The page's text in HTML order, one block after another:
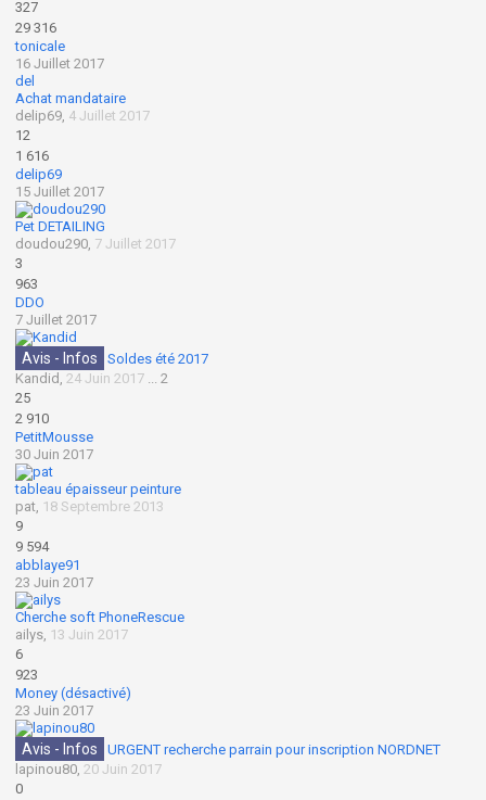
327
29 316
tonicale
16 Juillet 2017
del
Achat mandataire
delip69, 4 Juillet 2017
12
1 616
delip69
15 Juillet 2017
Pet DETAILING
doudou290, 7 Juillet 2017
3
963
DDO
7 Juillet 2017
Avis - Infos
Soldes été 2017
Kandid ,24 Juin 2017 ... 2
25
2 910
PetitMousse
30 Juin 2017
tableau épaisseur peinture
pat, 18 Septembre 2013
9
9 594
abblaye91
23 Juin 2017
Cherche soft PhoneRescue
ailys, 13 Juin 2017
6
923
Money (désactivé)
23 Juin 2017
Avis - Infos
URGENT recherche parrain pour inscription NORDNET
lapinou80,20 Juin 2017
0